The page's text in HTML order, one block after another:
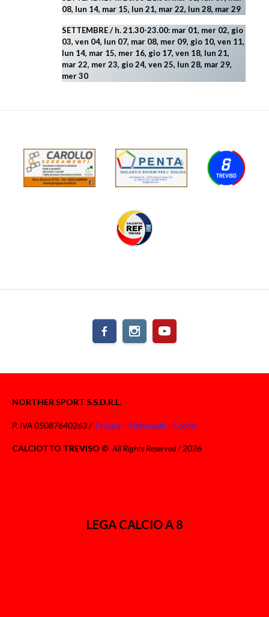
08, lun 14, mar 15, lun 21, mar 22, lun 28, mar 29
SETTEMBRE / h. 21.30-23.00: mar 01, mer 02, gio
03, ven 04, lun 07, mar 08, mer 09, gio 10, ven 11,
lun 14, mar 15, mer 16, gio 17, ven 18, lun 21,
mar 22, mer 23, gio 24, ven 25, lun 28, mar 29,
mer 30
NORTHER SPORT S.S.D.R.L.
P. IVA 05087640263 / Privacy – Note legali – Cookie
CALCIOTTO TREVISO © All Rights Reserved / 2026
LEGA CALCIO A 8